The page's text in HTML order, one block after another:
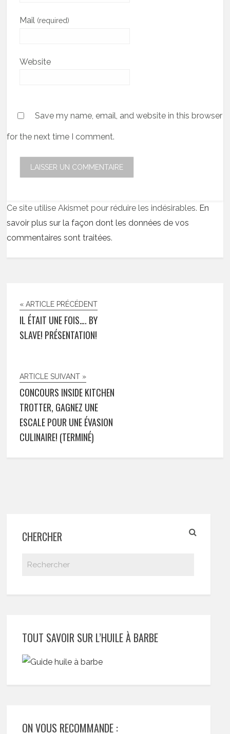
Mail (required)
Website
Save my name, email, and website in this browser
for the next time I comment.
Ce site utilise Akismet pour réduire les indésirables. En
savoir plus sur la façon dont les données de vos
commentaires sont traitées.
« ARTICLE PRÉCÉDENT
IL ÉTAIT UNE FOIS…. BY
SLAVE! PRÉSENTATION!
ARTICLE SUIVANT »
CONCOURS INSIDE KITCHEN
TROTTER, GAGNEZ UNE
ESCALE POUR UNE ÉVASION
CULINAIRE! (TERMINÉ)
CHERCHER
TOUT SAVOIR SUR L’HUILE À BARBE
ON VOUS RECOMMANDE :